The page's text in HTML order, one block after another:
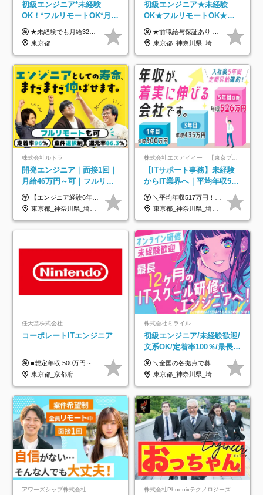
初級エンジニア*未経験
OK！*フルリモートOK*月給
32万～*残業月9.8h*1ヶ月の
研修*資格取得率100％
★未経験でも月給32万円スタート★ 月収32万円～35万円＋各種手当（資格手当だけで毎月15万の上乗せ実績あり！） ★資格手当豊富！1資格につき最大3万円支給 ★功績手当の導入で、毎月のお給与に上乗せで最大10万円支給している社員も！ ★1回の昇級で年収数十万UPも可 ★ゆくゆくは年収1000万以上も目指せる 年俸384万円～1,162万8,000円（12分割） ※経験・スキルを考慮の上決定します ※上記金額には固定残業代（月30h分・60,800円～66,500円）を含みます ※超過分は別途全額支給します ※試用期間2ヶ月間あり（その他待遇に差異はありません）
東京都
初級エンジニア★未経験
OK★フルリモートOK★月
給32万円～★残業月10h＆
年休120日以上★副業可
★前職給与保証あり ★月給32万円以上＋インセンティブあり 月給32万円以上＋インセンティブ＋各種手当 ※上記には固定残業代（月30時間・44,400円～）を含みます ※超過分は別途支給します ※試用期間はございません ★＼成果＝あなたの収入／★ 【1】案件単価ー8万円＝あなたの給与 参画したプロジェクトの案件単価から 一律8万円引いた金額があなたの給与です！ （月給例） ■1人称での構築・小規模な詳細設計 案件単価55万円ー8万円＝月給47万円（還元率85.5%） ■大型案件の設計・構築やプロジェクト管理 案件単価90万円ー8万円＝月給82万円（還元率91.1%） ‥‥‥‥‥‥‥‥‥‥‥‥‥‥‥‥‥‥ 【2】月給の他にも豊富なインセンティブあり 全員が月3～13万円のインセンティブをゲットしています！ ≪インセンティブ制度≫ 稼働している現場で増員・交代が発生し、 当社の人員を配属が決定した際に支給。 ◇C Addition正社員が参画 ：実粗利の10%／毎月 ◇協力会社所属の社員が参画：実粗利の30%／毎月 ≪リファラル制度≫ あなたの知り合いが当社のメンバーになった際に、 毎月1人あたり2万円支給します◎ ‥‥‥‥‥‥‥‥‥‥‥‥‥‥‥‥‥‥
東京都_神奈川県_埼玉県_千葉県_大阪府_愛知県_北海道_青森県_岩手県_宮城県_秋田県_山形県_福島県_茨城県_栃木県_群馬県_新潟県_山梨県_長野県_富山県_石川県_福井県_静岡県_岐阜県_三重県_兵庫県_京都府_滋賀県_奈良県_和歌山県_広島県_岡山県_鳥取県_島根県_山口県_徳島県_香川県_愛媛県_高知県_福岡県_熊本県_佐賀県_長崎県_大分県_宮崎県_鹿児島県_沖縄県
株式会社ルトラ
開発エンジニア｜面接1回｜
月給46万円～可｜フルリモ
ートも可｜案件選択制｜定
着率96％以上｜副業OK｜住
宅手当
【エンジニア経験6年以上の方】 月給46万円～100万円（固定残業代含む） ※上記月給には月30時間分の固定残業代（月8万7,400円～月19万円）を含む。超過分は全額支給。 【エンジニア経験4年以上の方】 月給42万円～100万円（固定残業代含む） ※上記月給には月30時間分の固定残業代（月7万9,800円～月19万円）を含む。超過分は全額支給。 【エンジニア経験4年未満の方】 月給38万円～100万円（固定残業代含む） ※上記月給には月30時間分の固定残業代（月7万2,200円～月19万円）を含む。超過分は全額支給。 ※経験、スキル、前職給与などを踏まえて決定。 ◆ルトラの給与制度のポイント！◆ ・社員の95%が入社時に年収UP！最高で300万円UPの実績も ・平均還元率86.3%（交通費・住宅手当・会社負担分の社保も含む） ・人柄やポテンシャルを評価し、スキル以上の希望年収を提示することも ・退職金制度やリファラル手当（平均50万円）あり
東京都_神奈川県_埼玉県_千葉県_大阪府_愛知県_北海道_青森県_岩手県_宮城県_秋田県_山形県_福島県_茨城県_栃木県_群馬県_新潟県_山梨県_長野県_富山県_石川県_福井県_静岡県_岐阜県_三重県_兵庫県_京都府_滋賀県_奈良県_和歌山県_広島県_岡山県_鳥取県_島根県_山口県_徳島県_香川県_愛媛県_高知県_福岡県_熊本県_佐賀県_長崎県_大分県_宮崎県_鹿児島県_沖縄県
株式会社エスアイイー 【東京プロマーケット上場】
【ITサポート事務】未経験
からIT業界へ｜平均年収517
万円｜ホワイト企業認定｜
年休134日｜リモートOK
＼平均年収517万円！入社5年目まで毎年必ず昇給／ ■賞与年3回 ■年収800万円以上も可 ■入社3年以上の平均年収469.2万円 月給23万2000円以上＋賞与年3回＋各種手当 ☆入社5年目まで最大1万5000円の定期昇給を確約 ┃各種手当充実 ・規定の資格を取得すれば、2000円～5万円を毎月支給（2万4000円～60万円／年） ・研修中に取得した取得率95％の資格でも研修後の給料UP ※月給は年齢・経験・能力を考慮して、優遇いたします ※上記月給金額は固定残業代（20時間/3万1300円円以上）を含み、超過分は別途支給いたします ※試用期間（6ヶ月）は月給に変動はありますが、その他待遇に差異はありません ├入社後1ヶ月～3ヶ月間は、月給20万1900円となります └上記金額は固定残業代（10時間／1万6000円）を含み、超過分は別途支給いたします
東京都_神奈川県_埼玉県_千葉県_大阪府_愛知県_北海道_青森県_岩手県_宮城県_秋田県_山形県_福島県_茨城県_栃木県_群馬県_新潟県_山梨県_長野県_富山県_石川県_福井県_静岡県_岐阜県_三重県_兵庫県_京都府_滋賀県_奈良県_和歌山県_広島県_岡山県_鳥取県_島根県_山口県_徳島県_香川県_愛媛県_高知県_福岡県_熊本県_佐賀県_長崎県_大分県_宮崎県_鹿児島県_沖縄県
任天堂株式会社
コーポレートITエンジニア
■想定年収 500万円～900万円 月給制 月給278,000円～ ※残業が発生した場合、残業代を別途全額支給します ※試用期間2ヶ月あり(待遇や給与に差異はありません)
東京都_京都府
株式会社ミライル
初級エンジニア/未経験歓迎/
文系OK/定着率100％/最長1
年の自社ITスクール研修あ
り/年休130日
＼全国の各拠点で募集中！／ 給与は以下の通り、勤務地により異なります。 札幌：月給23万円～27万円 仙台：月給22万円～26万円 新潟：月給22万円～26万円 東京：月給26万円～30万円 大阪：月給24万円～29万円 福岡：月給23.5万円～27万円 沖縄：月給21万円～26万円 ◎給与は知識や経験を考慮して決定します。 ◎残業は別途全額支給します。 ◎試用期間12カ月あり（給与は以下の通りです。その他条件に変更はありません） （試用期間の給与） 札幌：月給18.6万円～ 仙台：月給19万円～ 新潟：月給18万円～ 東京：月給22万円～ 大阪：月給20.8万円～ 福岡：月給19万円～ 沖縄：月給18万円～
東京都_神奈川県_埼玉県_千葉県_大阪府_愛知県_北海道_青森県_岩手県_宮城県_秋田県_山形県_福島県_茨城県_栃木県_群馬県_新潟県_山梨県_長野県_富山県_石川県_福井県_静岡県_岐阜県_三重県_兵庫県_京都府_滋賀県_奈良県_和歌山県_広島県_岡山県_鳥取県_島根県_山口県_徳島県_香川県_愛媛県_高知県_福岡県_熊本県_佐賀県_長崎県_大分県_宮崎県_鹿児島県_沖縄県
アワーズシップ株式会社 株式会社Phoenixテクノロジーズ